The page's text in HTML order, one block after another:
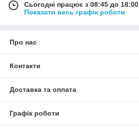
Сьогодні працює з 08:45 до 18:00
Показати весь графік роботи
Про нас
Контакти
Доставка та оплата
Графік роботи